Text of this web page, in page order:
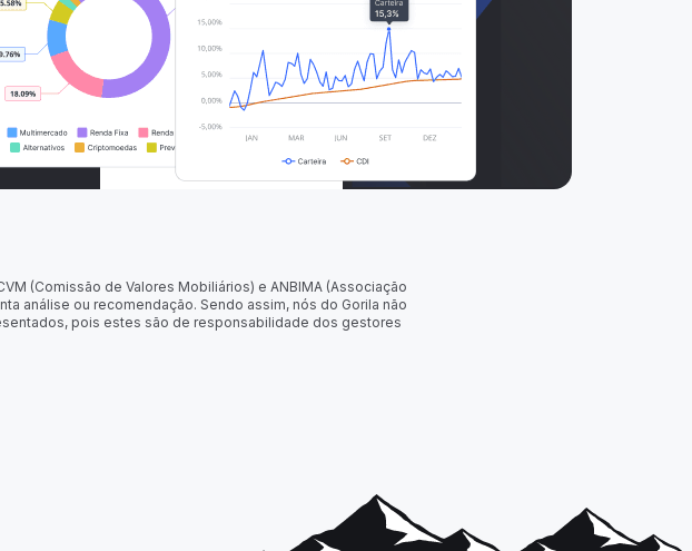
(Comissão de Valores Mobiliários) e ANBIMA (Associação
análise ou recomendação. Sendo assim, nós do Gorila não
pois estes são de responsabilidade dos gestores